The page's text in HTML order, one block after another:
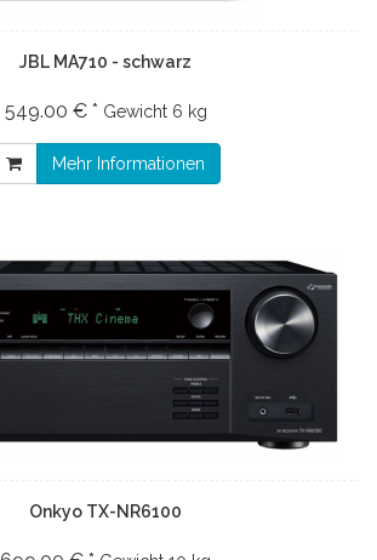
JBL MA710 - schwarz
549.00 € * Gewicht 6 kg
Mehr Informationen
Onkyo TX-NR6100